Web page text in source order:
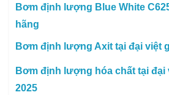
Bơm định lượng Blue White
hãng
Bơm định lượng Axit tại đại việt
Bơm định lượng hóa chất tại đại
2025